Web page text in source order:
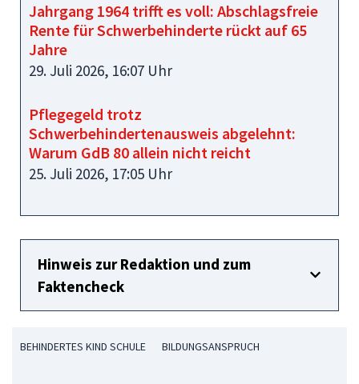
Jahrgang 1964 trifft es voll: Abschlagsfreie
Rente für Schwerbehinderte rückt auf 65
Jahre
29. Juli 2026, 16:07 Uhr
Pflegegeld trotz
Schwerbehindertenausweis abgelehnt:
Warum GdB 80 allein nicht reicht
25. Juli 2026, 17:05 Uhr
Hinweis zur Redaktion und zum
Faktencheck
BEHINDERTES KIND SCHULE BILDUNGSANSPRUCH